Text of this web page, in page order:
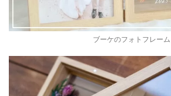
ブーケのフォトフレーム